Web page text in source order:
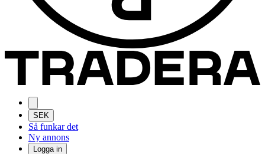
SEK
Så funkar det
Ny annons
Logga in